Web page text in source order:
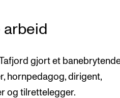
arbeid
gjort et
hornpedagog, dirigent,
og tilrettelegger.